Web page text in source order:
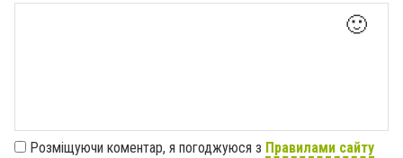
🙂
Розміщуючи коментар, я погоджуюся з Правилами сайту